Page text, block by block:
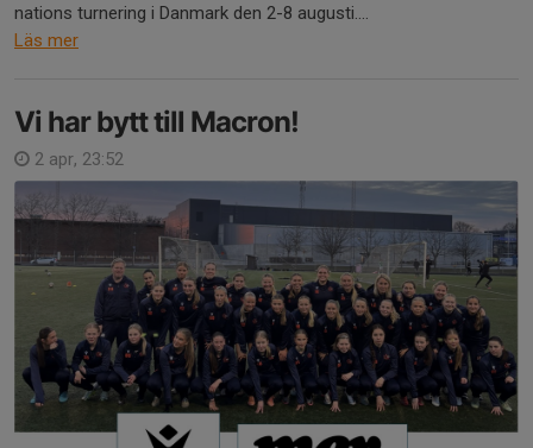
nations turnering i Danmark den 2-8 augusti....
Läs mer
Vi har bytt till Macron!
2 apr, 23:52